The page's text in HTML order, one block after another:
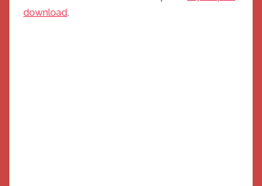
download.